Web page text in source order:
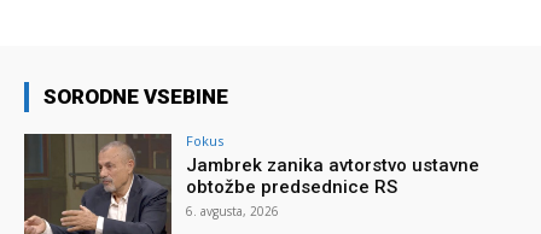
SORODNE VSEBINE
Fokus
Jambrek zanika avtorstvo ustavne
obtožbe predsednice RS
6. avgusta, 2026